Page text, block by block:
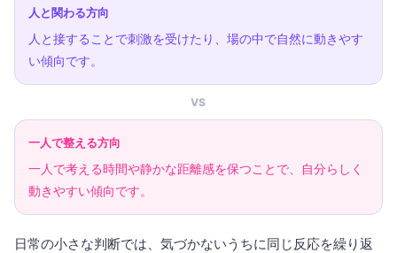
人と関わる方向
人と接することで刺激を受けたり、場の中で自然に動きやす
い傾向です。
VS
一人で整える方向
一人で考える時間や静かな距離感を保つことで、自分らしく
動きやすい傾向です。
日常の小さな判断では、気づかないうちに同じ反応を繰り返